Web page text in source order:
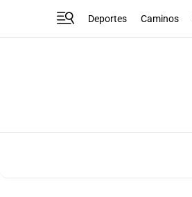
Deportes Caminos